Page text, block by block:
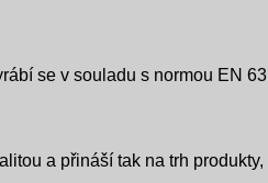
se v souladu s normou EN
a přináší tak na trh